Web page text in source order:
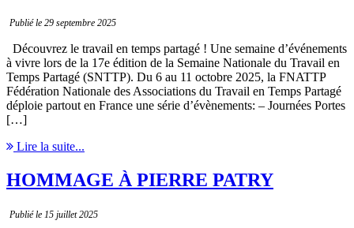
Publié le 29 septembre 2025
Découvrez le travail en temps partagé ! Une semaine d’événements
à vivre lors de la 17e édition de la Semaine Nationale du Travail en
Temps Partagé (SNTTP). Du 6 au 11 octobre 2025, la FNATTP
Fédération Nationale des Associations du Travail en Temps Partagé
déploie partout en France une série d’évènements: – Journées Portes
[…]
Lire la suite...
HOMMAGE À PIERRE PATRY
Publié le 15 juillet 2025